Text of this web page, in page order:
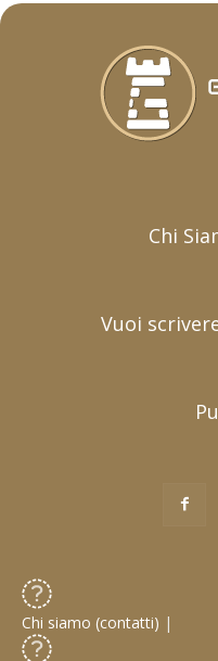
Chi
Vuoi
Chi siamo (contatti) |